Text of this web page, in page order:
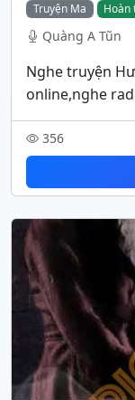
Truyện Ma Hoàn
Quàng A Tũn
Nghe truyện
online,nghe
356